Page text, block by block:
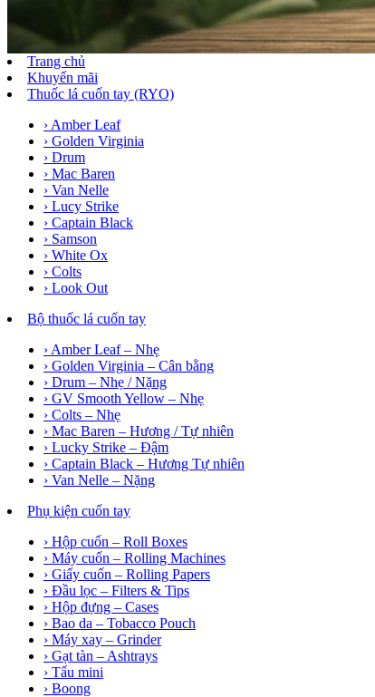
Trang chủ
Khuyến mãi
Thuốc lá cuốn tay (RYO)
› Amber Leaf
› Golden Virginia
› Drum
› Mac Baren
› Van Nelle
› Lucy Strike
› Captain Black
› Samson
› White Ox
› Colts
› Look Out
Bộ thuốc lá cuốn tay
› Amber Leaf – Nhẹ
› Golden Virginia – Cân bằng
› Drum – Nhẹ / Nặng
› GV Smooth Yellow – Nhẹ
› Colts – Nhẹ
› Mac Baren – Hương / Tự nhiên
› Lucky Strike – Đậm
› Captain Black – Hương Tự nhiên
› Van Nelle – Nặng
Phụ kiện cuốn tay
› Hộp cuốn – Roll Boxes
› Máy cuốn – Rolling Machines
› Giấy cuốn – Rolling Papers
› Đầu lọc – Filters & Tips
› Hộp đựng – Cases
› Bao da – Tobacco Pouch
› Máy xay – Grinder
› Gạt tàn – Ashtrays
› Tẩu mini
› Boong